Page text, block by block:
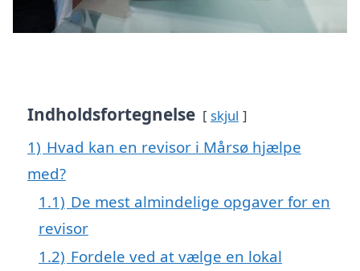
Indholdsfortegnelse skjul
1) Hvad kan en revisor i Mårsø hjælpe
med?
1.1) De mest almindelige opgaver for en
revisor
1.2) Fordele ved at vælge en lokal